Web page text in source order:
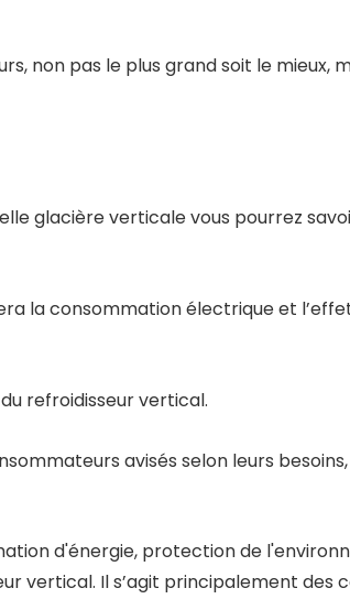
non pas le plus grand soit le mieux,
glacière verticale vous pourrez
la consommation électrique et
refroidisseur vertical.
avisés selon leurs
d'énergie, protection de
vertical. Il s’agit principalement des